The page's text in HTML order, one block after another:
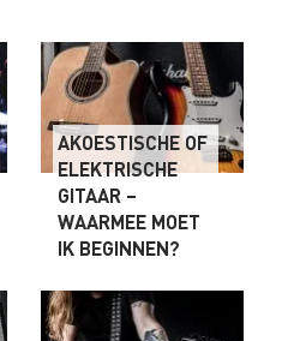
AKOESTISCHE OF
ELEKTRISCHE
GITAAR –
WAARMEE MOET
IK BEGINNEN?